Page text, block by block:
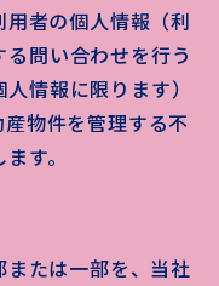
者の個人情報（利
問い合わせを行う
情報に限ります）
物件を管理する不
す。
たは一部を、当社